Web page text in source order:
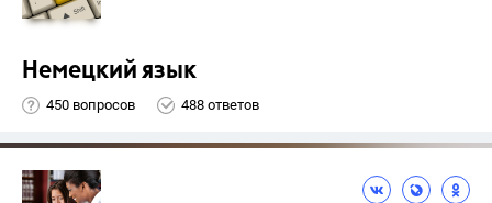
Немецкий язык
450 вопросов 488 ответов